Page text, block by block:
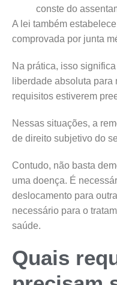
conste do
A lei também
comprovada por junta
Na prática, isso
liberdade absoluta
requisitos estiverem
Nessas situações, a
de direito subjetivo do
Contudo, não basta
uma doença. É
deslocamento para
necessário para o
saúde.
Quais